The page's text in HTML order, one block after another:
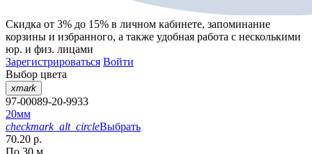
Скидка от 3% до 15% в личном кабинете, запоминание
корзины и избранного, а также удобная работа с несколькими
юр. и физ. лицами
Зарегистрироваться Войти
Выбор цвета
xmark
97-00089-20-9933
20мм
checkmark_alt_circleВыбрать
70.20 р.